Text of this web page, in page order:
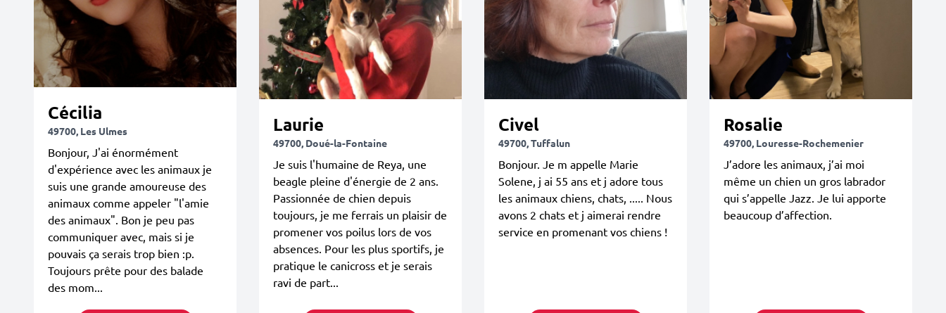
Cécilia
49700, Les Ulmes
Bonjour, J'ai énormément
d'expérience avec les animaux je
suis une grande amoureuse des
animaux comme appeler "l'amie
des animaux". Bon je peu pas
communiquer avec, mais si je
pouvais ça serais trop bien :p.
Toujours prête pour des balade
des mom...
Laurie
49700, Doué-la-Fontaine
Je suis l'humaine de Reya, une
beagle pleine d'énergie de 2 ans.
Passionnée de chien depuis
toujours, je me ferrais un plaisir de
promener vos poilus lors de vos
absences. Pour les plus sportifs, je
pratique le canicross et je serais
ravi de part...
Civel
49700, Tuffalun
Bonjour. Je m appelle Marie
Solene, j ai 55 ans et j adore tous
les animaux chiens, chats, ..... Nous
avons 2 chats et j aimerai rendre
service en promenant vos chiens !
Rosalie
49700, Louresse-Rochemenier
J’adore les animaux, j’ai moi
même un chien un gros labrador
qui s’appelle Jazz. Je lui apporte
beaucoup d’affection.